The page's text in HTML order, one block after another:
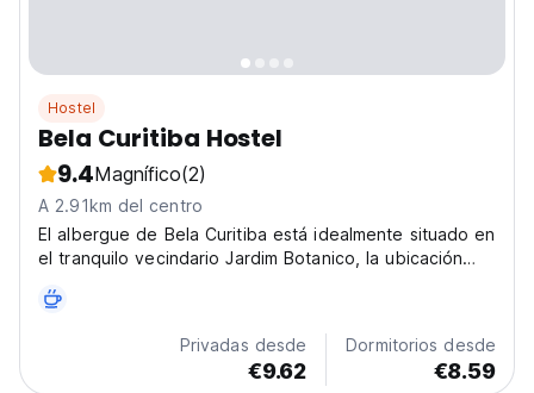
Hostel
Bela Curitiba Hostel
9.4Magnífico(2)
A 2.91km del centro
El albergue de Bela Curitiba está idealmente situado en
el tranquilo vecindario Jardim Botanico, la ubicación
Privadas desde
€9.62
Dormitorios desde
€8.59